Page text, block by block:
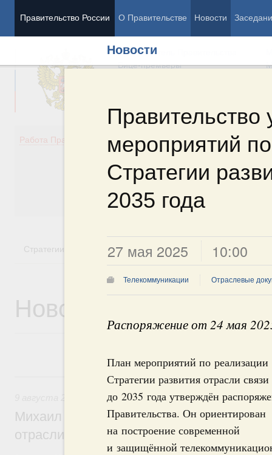
Правительство России О Правительстве Новости
Новости
Правительство
мероприятий
Стратегии
2035 года
27 мая 2025 10:00
Телекоммуникации Отраслевые
Распоряжение от 24 мая
План мероприятий по реализации
Стратегии развития отрасли связи
до 2035 года утверждён
Правительства. Он ориентирован
на построение современной
и защищённой
Председатель Правительства
Вице-премьеры
Работа Правительства
Демография
Здоровье
Культура
Государство
Стратегии Государственные программы
Новости
9 августа, воскресенье
Регулирование в сфере строительства
Михаил Мишустин поздравил
отрасли с профессиональным